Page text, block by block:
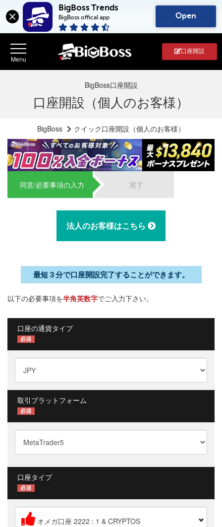
BigBoss Trends
BigBoss offical app Open
口座開設
BigBoss口座開設
口座開設（個人のお客様）
BigBoss クイック口座開設（個人のお客様）
同意/必要事項の入力 完了
法人のお客様はこちら
最短３分で口座開設完了することができます。
以下の必要事項を半角英数字でご入力下さい。
口座の通貨タイプ
必須
取引プラットフォーム
必須
口座タイプ
必須
オメガ口座 2222 : 1 & CRYPTOS